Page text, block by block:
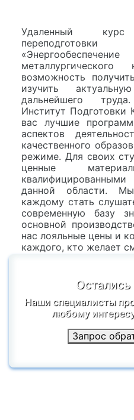
Удаленный курс
возможность
изучить
дальнейшего
Институт Подготовки
вас лучшие
аспектов
качественного
режиме. Для своих
ценные
данной области.
каждому стать
современную базу
основной
нас лояльные цены и
каждого, кто желает
Наши специалисты
любому
Запрос